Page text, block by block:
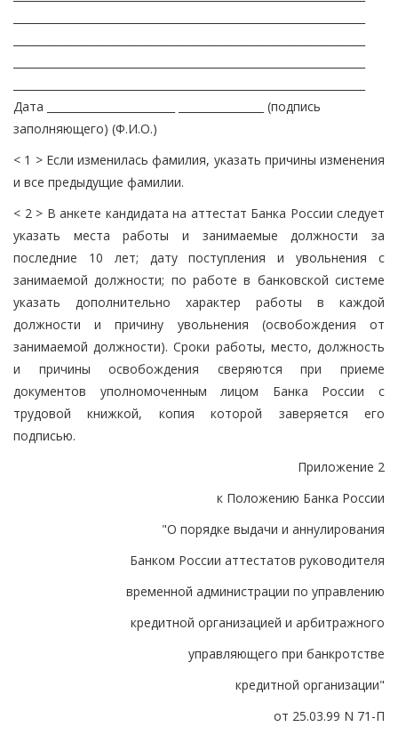
Дата ________________________ ________________ (подпись
заполняющего) (Ф.И.О.)
< 1 > Если изменилась фамилия, указать причины изменения
и все предыдущие фамилии.
< 2 > В анкете кандидата на аттестат Банка России следует
указать места работы и занимаемые должности за
последние 10 лет; дату поступления и увольнения с
занимаемой должности; по работе в банковской системе
указать дополнительно характер работы в каждой
должности и причину увольнения (освобождения от
занимаемой должности). Сроки работы, место, должность
и причины освобождения сверяются при приеме
документов уполномоченным лицом Банка России с
трудовой книжкой, копия которой заверяется его
подписью.
Приложение 2
к Положению Банка России
"О порядке выдачи и аннулирования
Банком России аттестатов руководителя
временной администрации по управлению
кредитной организацией и арбитражного
управляющего при банкротстве
кредитной организации"
от 25.03.99 N 71-П